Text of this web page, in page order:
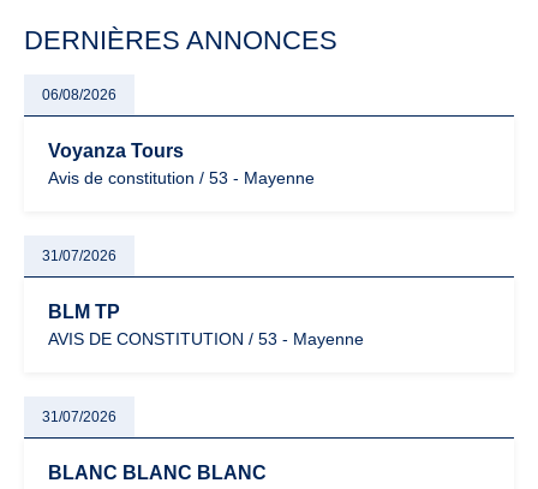
DERNIÈRES ANNONCES
06/08/2026
Voyanza Tours
Avis de constitution / 53 - Mayenne
31/07/2026
BLM TP
AVIS DE CONSTITUTION / 53 - Mayenne
31/07/2026
BLANC BLANC BLANC